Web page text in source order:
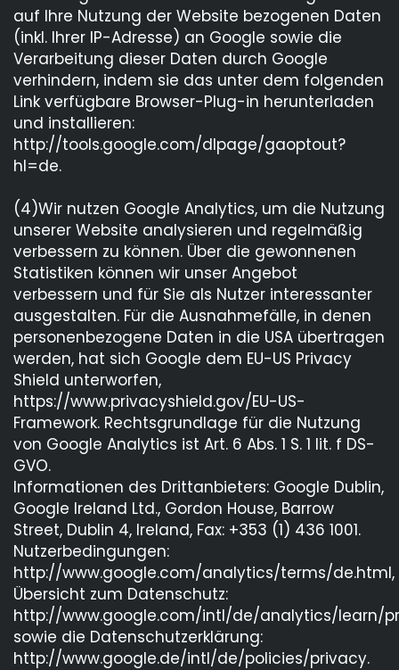
auf Ihre Nutzung der Website bezogenen Daten
(inkl. Ihrer IP-Adresse) an Google sowie die
Verarbeitung dieser Daten durch Google
verhindern, indem sie das unter dem folgenden
Link verfügbare Browser-Plug-in herunterladen
und installieren:
http://tools.google.com/dlpage/gaoptout?
hl=de.
(4)Wir nutzen Google Analytics, um die Nutzung
unserer Website analysieren und regelmäßig
verbessern zu können. Über die gewonnenen
Statistiken können wir unser Angebot
verbessern und für Sie als Nutzer interessanter
ausgestalten. Für die Ausnahmefälle, in denen
personenbezogene Daten in die USA übertragen
werden, hat sich Google dem EU-US Privacy
Shield unterworfen,
https://www.privacyshield.gov/EU-US-
Framework. Rechtsgrundlage für die Nutzung
von Google Analytics ist Art. 6 Abs. 1 S. 1 lit. f DS-
GVO.
Informationen des Drittanbieters: Google Dublin,
Google Ireland Ltd., Gordon House, Barrow
Street, Dublin 4, Ireland, Fax: +353 (1) 436 1001.
Nutzerbedingungen:
http://www.google.com/analytics/terms/de.html,
Übersicht zum Datenschutz:
http://www.google.com/intl/de/analytics/learn/
sowie die Datenschutzerklärung:
http://www.google.de/intl/de/policies/privacy.